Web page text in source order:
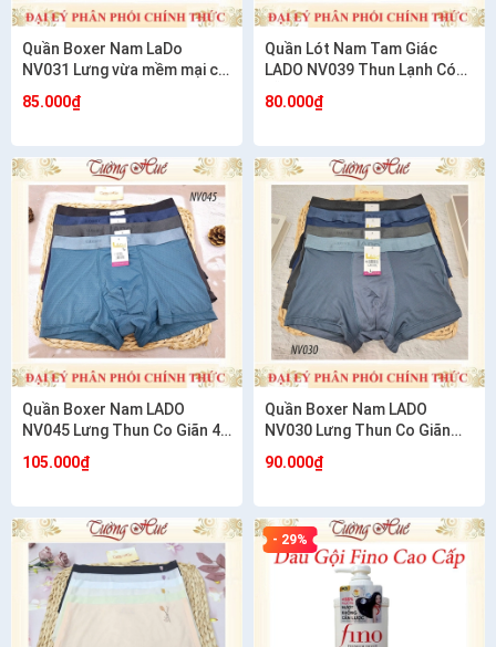
Quần Boxer Nam LaDo
NV031 Lưng vừa mềm mại co
85.000₫
Quần Lót Nam Tam Giác
LADO NV039 Thun Lạnh Có
Mẻ
80.000₫
Quần Boxer Nam LADO
NV045 Lưng Thun Co Giãn 4
105.000₫
Quần Boxer Nam LADO
NV030 Lưng Thun Co Giãn
90.000₫
- 29%